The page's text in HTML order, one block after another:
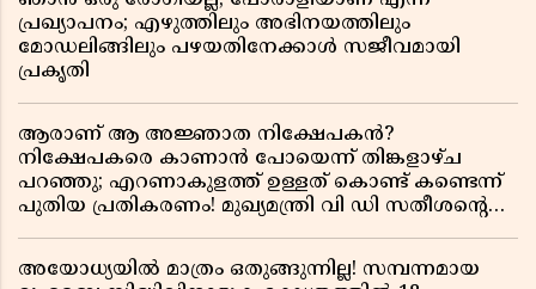
പ്രഖ്യാപനം; എഴുത്തിലും അഭിനയത്തിലും
മോഡലിങ്ങിലും പഴയതിനേക്കാൾ സജീവമായി
പ്രകൃതി
ആരാണ് ആ അജ്ഞാത നിക്ഷേപകൻ?
നിക്ഷേപകരെ കാണാൻ പോയെന്ന് തിങ്കളാഴ്ച
പറഞ്ഞു; എറണാകുളത്ത് ഉള്ളത് കൊണ്ട് കണ്ടെന്ന്
പുതിയ പ്രതികരണം! മുഖ്യമന്ത്രി വി ഡി സതീശന്റെ
അയോധ്യയിൽ മാത്രം ഒതുങ്ങുന്നില്ല! സമ്പന്നമായ